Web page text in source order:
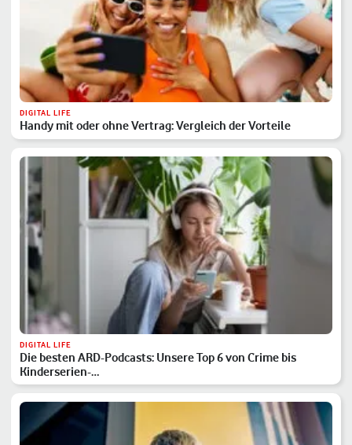
DIGITAL LIFE
Handy mit oder ohne Vertrag: Vergleich der Vorteile
DIGITAL LIFE
Die besten ARD-Podcasts: Unsere Top 6 von Crime bis
Kinderserien-…